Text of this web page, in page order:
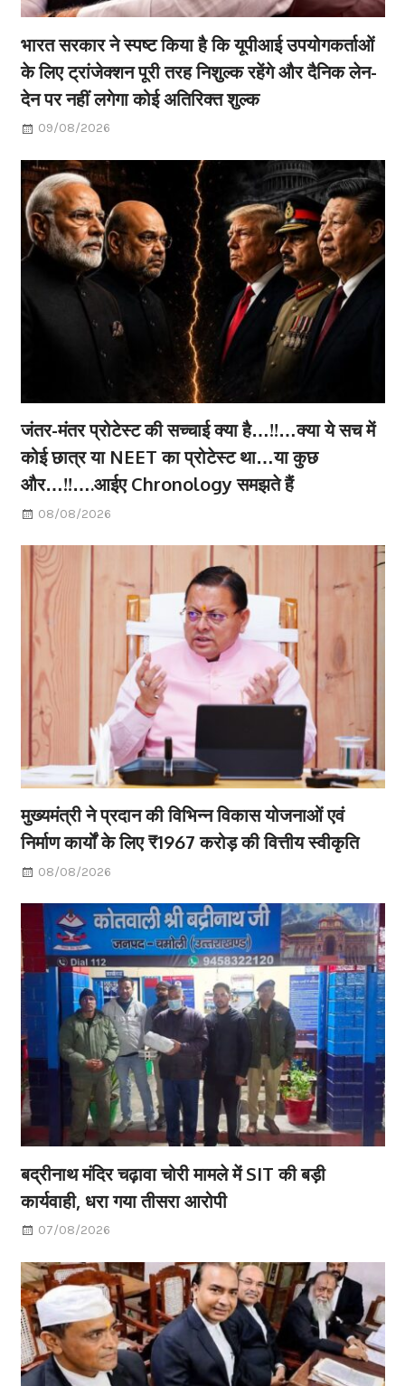
भारत सरकार ने स्पष्ट किया है कि यूपीआई उपयोगकर्ताओं
के लिए ट्रांजेक्शन पूरी तरह निशुल्क रहेंगे और दैनिक लेन-
देन पर नहीं लगेगा कोई अतिरिक्त शुल्क
09/08/2026
जंतर-मंतर प्रोटेस्ट की सच्चाई क्या है…!!…क्या ये सच में
कोई छात्र या NEET का प्रोटेस्ट था…या कुछ
और…!!….आईए Chronology समझते हैं
08/08/2026
मुख्यमंत्री ने प्रदान की विभिन्न विकास योजनाओं एवं
निर्माण कार्यों के लिए ₹1967 करोड़ की वित्तीय स्वीकृति
08/08/2026
बद्रीनाथ मंदिर चढ़ावा चोरी मामले में SIT की बड़ी
कार्यवाही, धरा गया तीसरा आरोपी
07/08/2026